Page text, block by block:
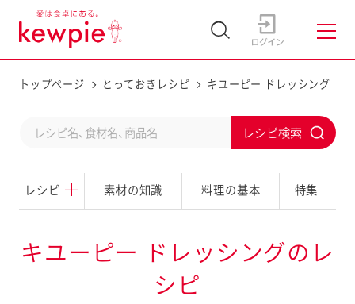
トップページ とっておきレシピ キユーピー ドレッシング
レシピ 素材の知識 料理の基本 特集
d
c
b
t
キユーピー ドレッシングのレ
シピ